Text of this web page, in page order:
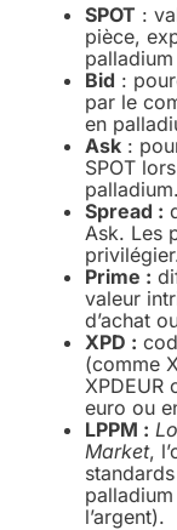
SPOT :
pièce,
Bid :
par le
en
Ask:
SPOT
Spread :
Ask. Les
Prime :
valeur
d’achat
XPD :
(comme
XPDEUR
euro ou
LPPM :
Market,
l’argent).